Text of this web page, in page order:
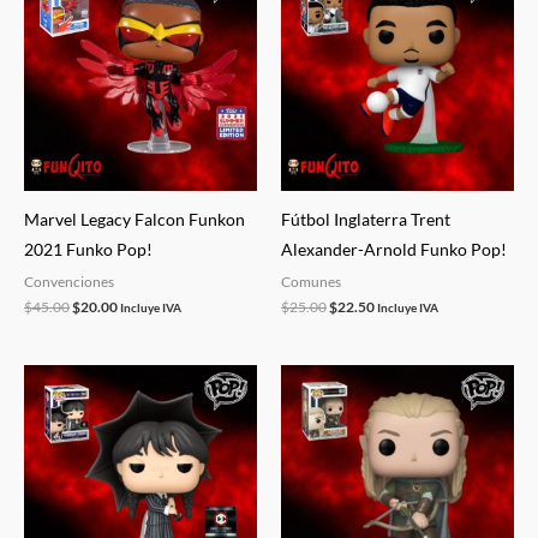
Marvel Legacy Falcon Funkon
2021 Funko Pop!
Convenciones
$45.00
original
era:
$45.00.
$20.00
actual
es:
$20.00.
Incluye IVA
Fútbol Inglaterra Trent
Alexander-Arnold Funko Pop!
Comunes
$25.00
original
era:
$25.00.
$22.50
actual
es:
$22.50.
Incluye IVA
El
precio
original
era:
$45.00.
precio
actual
es:
$36.00.
El
precio
original
era:
$25.00.
precio
actual
es:
$22.50.